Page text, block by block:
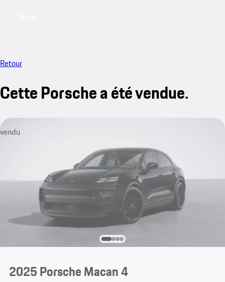
Retour
Cette Porsche a été vendue.
vendu
2025 Porsche Macan 4